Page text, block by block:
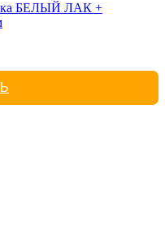
БЕЛЫЙ ЛАК +